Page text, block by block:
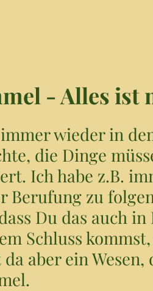
- Alles ist
wieder in
die Dinge
Ich habe z.B.
Berufung zu
Du das auch
Schluss
aber ein